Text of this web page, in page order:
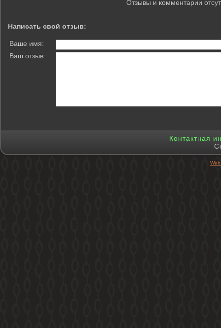
Отзывы и комментарии
Написать свой отзыв:
Ваше имя:
Ваш отзыв:
Контактная